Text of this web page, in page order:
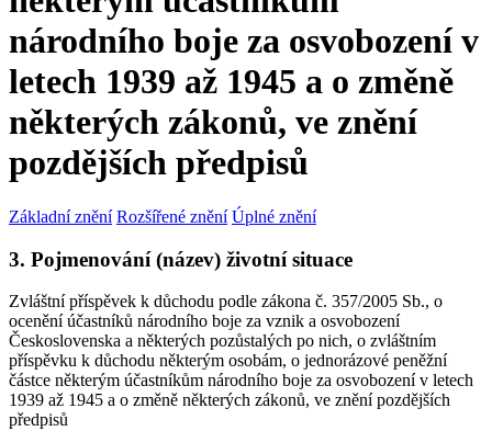
národního boje za osvobození v
letech 1939 až 1945 a o změně
některých zákonů, ve znění
pozdějších předpisů
Základní znění Rozšířené znění Úplné znění
3. Pojmenování (název) životní situace
Zvláštní příspěvek k důchodu podle zákona č. 357/2005 Sb., o
ocenění účastníků národního boje za vznik a osvobození
Československa a některých pozůstalých po nich, o zvláštním
příspěvku k důchodu některým osobám, o jednorázové peněžní
částce některým účastníkům národního boje za osvobození v letech
1939 až 1945 a o změně některých zákonů, ve znění pozdějších
předpisů